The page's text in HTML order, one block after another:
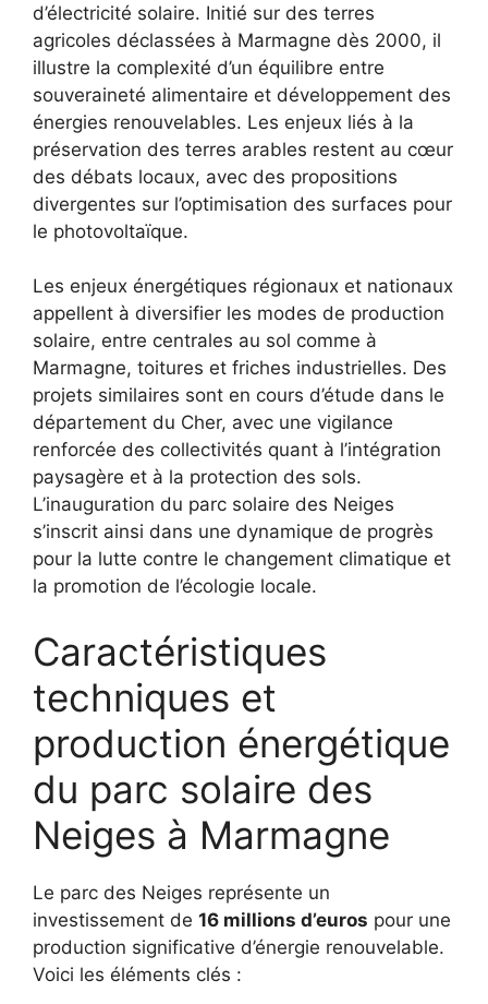
d’électricité solaire. Initié sur des terres
agricoles déclassées à Marmagne dès 2000, il
illustre la complexité d’un équilibre entre
souveraineté alimentaire et développement des
énergies renouvelables. Les enjeux liés à la
préservation des terres arables restent au cœur
des débats locaux, avec des propositions
divergentes sur l’optimisation des surfaces pour
le photovoltaïque.
Les enjeux énergétiques régionaux et nationaux
appellent à diversifier les modes de production
solaire, entre centrales au sol comme à
Marmagne, toitures et friches industrielles. Des
projets similaires sont en cours d’étude dans le
département du Cher, avec une vigilance
renforcée des collectivités quant à l’intégration
paysagère et à la protection des sols.
L’inauguration du parc solaire des Neiges
s’inscrit ainsi dans une dynamique de progrès
pour la lutte contre le changement climatique et
la promotion de l’écologie locale.
Caractéristiques
techniques et
production énergétique
du parc solaire des
Neiges à Marmagne
Le parc des Neiges représente un
investissement de 16 millions d’euros pour une
production significative d’énergie renouvelable.
Voici les éléments clés :